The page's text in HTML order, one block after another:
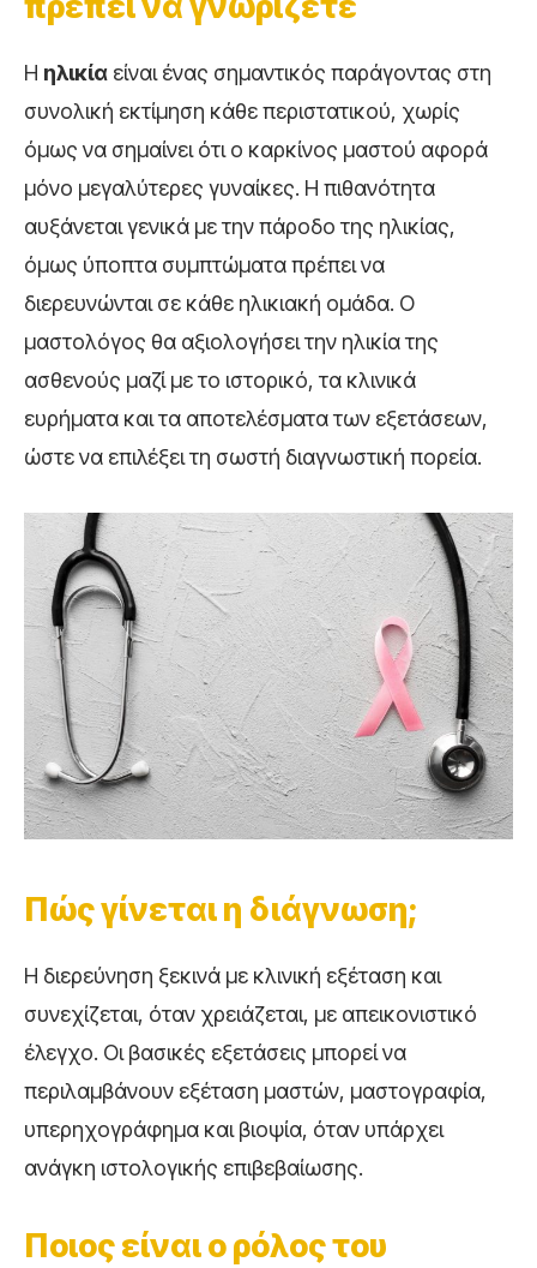
Η ηλικία είναι ένας σημαντικός παράγοντας στη
συνολική εκτίμηση κάθε περιστατικού, χωρίς
όμως να σημαίνει ότι ο καρκίνος μαστού αφορά
μόνο μεγαλύτερες γυναίκες. Η πιθανότητα
αυξάνεται γενικά με την πάροδο της ηλικίας,
όμως ύποπτα συμπτώματα πρέπει να
διερευνώνται σε κάθε ηλικιακή ομάδα. Ο
μαστολόγος θα αξιολογήσει την ηλικία της
ασθενούς μαζί με το ιστορικό, τα κλινικά
ευρήματα και τα αποτελέσματα των εξετάσεων,
ώστε να επιλέξει τη σωστή διαγνωστική πορεία.
Πώς γίνεται η διάγνωση;
Η διερεύνηση ξεκινά με κλινική εξέταση και
συνεχίζεται, όταν χρειάζεται, με απεικονιστικό
έλεγχο. Οι βασικές εξετάσεις μπορεί να
περιλαμβάνουν εξέταση μαστών, μαστογραφία,
υπερηχογράφημα και βιοψία, όταν υπάρχει
ανάγκη ιστολογικής επιβεβαίωσης.
Ποιος είναι ο ρόλος του